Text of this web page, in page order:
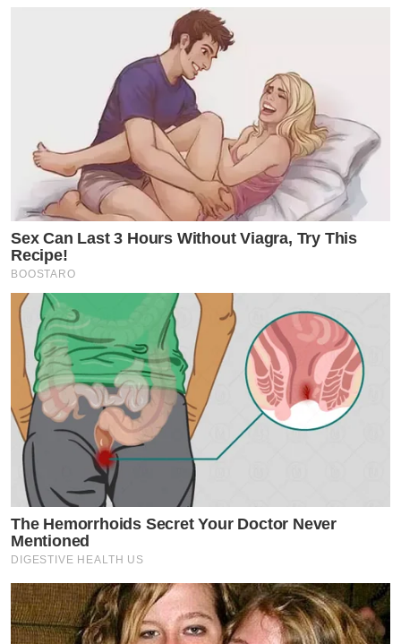
Sex Can Last 3 Hours Without Viagra, Try This
Recipe!
BOOSTARO
The Hemorrhoids Secret Your Doctor Never
Mentioned
DIGESTIVE HEALTH US